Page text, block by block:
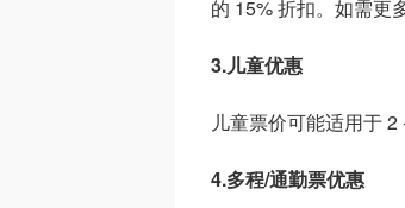
的 15% 折扣。如需更
3.儿童优惠
儿童票价可能适用于
4.多程/通勤票优惠